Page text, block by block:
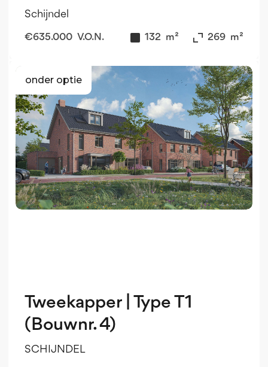
Schijndel
€635.000 V.O.N. 132 m² 269 m²
onder optie
Tweekapper | Type T1
(Bouwnr. 4)
SCHIJNDEL